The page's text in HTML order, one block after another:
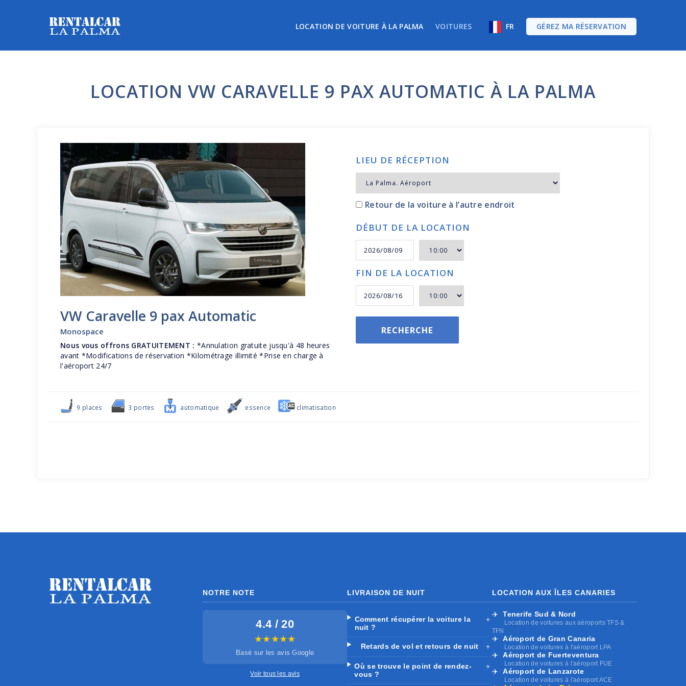
LOCATION DE VOITURE À LA PALMA VOITURES FR GÉREZ MA RÉSERVATION
LOCATION VW CARAVELLE 9 PAX AUTOMATIC À LA PALMA
VW Caravelle 9 pax Automatic
Monospace
Nous vous offrons GRATUITEMENT : *Annulation gratuite jusqu'à 48 heures
avant *Modifications de réservation *Kilométrage illimité *Prise en charge à
l'aéroport 24/7
LIEU DE RÉCEPTION
Retour de la voiture à l’autre endroit
DÉBUT DE LA LOCATION
FIN DE LA LOCATION
RECHERCHE
9 places 3 portes automatique essence climatisation
NOTRE NOTE
4.4 / 20
★★★★★
Basé sur les avis Google
Voir tous les avis
LIVRAISON DE NUIT
Comment récupérer la voiture la
nuit ?
＋
Retards de vol et retours de nuit ＋
Où se trouve le point de rendez-
vous ?
＋
LOCATION AUX ÎLES CANARIES
✈️ Tenerife Sud & Nord
Location de voitures aux aéroports TFS &
TFN
✈️ Aéroport de Gran Canaria
Location de voitures à l'aéroport LPA
✈️ Aéroport de Fuerteventura
Location de voitures à l'aéroport FUE
✈️ Aéroport de Lanzarote
Location de voitures à l'aéroport ACE